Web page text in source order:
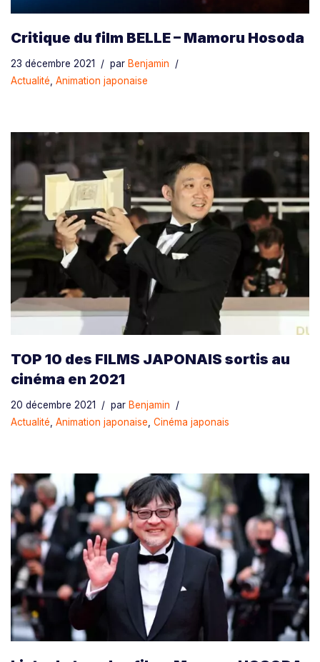
Critique du film BELLE – Mamoru Hosoda
23 décembre 2021 par Benjamin
Actualité Animation japonaise
TOP 10 des FILMS JAPONAIS sortis au
cinéma en 2021
20 décembre 2021 par Benjamin
Actualité, Animation japonaise, Cinéma japonais